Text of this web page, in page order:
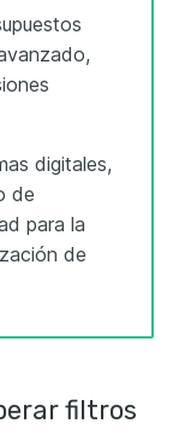
digitales,
de
para la
de
filtros